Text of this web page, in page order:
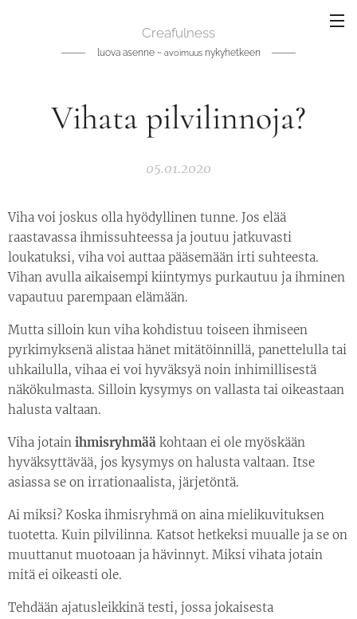
Creafulness
luova asenne ~ avoimuusnykyhetkeen
Vihata pilvilinnoja?
05.01.2020
Viha voi joskus olla hyödyllinen tunne. Jos elää
raastavassa ihmissuhteessa ja joutuu jatkuvasti
loukatuksi, viha voi auttaa pääsemään irti suhteesta.
Vihan avulla aikaisempi kiintymys purkautuu ja ihminen
vapautuu parempaan elämään.
Mutta silloin kun viha kohdistuu toiseen ihmiseen
pyrkimyksenä alistaa hänet mitätöinnillä, panettelulla tai
uhkailulla, vihaa ei voi hyväksyä noin inhimillisestä
näkökulmasta. Silloin kysymys on vallasta tai oikeastaan
halusta valtaan.
Viha jotain ihmisryhmää kohtaan ei ole myöskään
hyväksyttävää, jos kysymys on halusta valtaan. Itse
asiassa se on irrationaalista, järjetöntä.
Ai miksi? Koska ihmisryhmä on aina mielikuvituksen
tuotetta. Kuin pilvilinna. Katsot hetkeksi muualle ja se on
muuttanut muotoaan ja hävinnyt. Miksi vihata jotain
mitä ei oikeasti ole.
Tehdään ajatusleikkinä testi, jossa jokaisesta